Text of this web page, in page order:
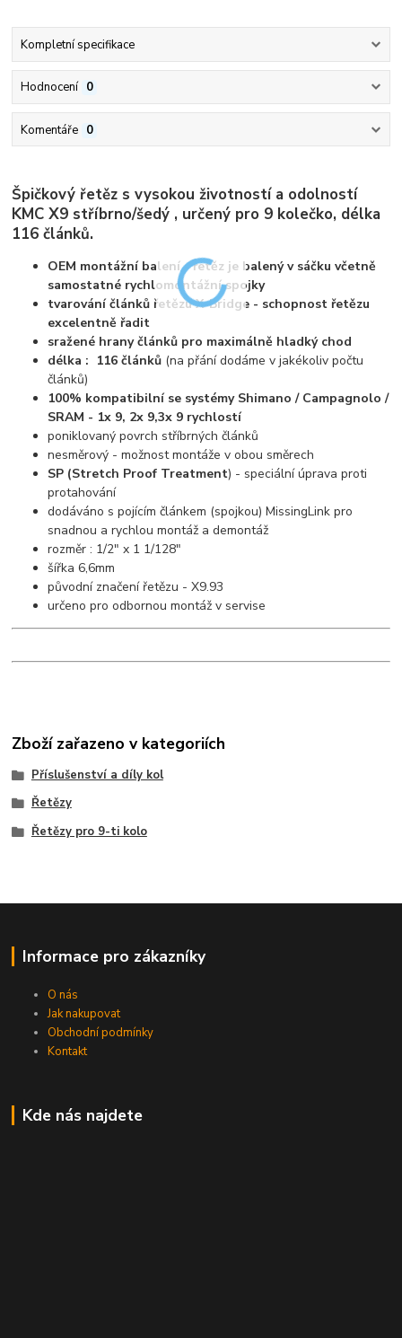
Kompletní specifikace
Hodnocení 0
Komentáře 0
Špičkový řetěz s vysokou životností a odolností
KMC X9 stříbrno/šedý , určený pro 9 kolečko, délka
116 článků.
OEM montážní balení - řetěz je balený v sáčku včetně
samostatné rychlomontážní spojky
tvarování článků řetězu X-Bridge - schopnost řetězu
excelentně řadit
sražené hrany článků pro maximálně hladký chod
délka : 116 článků (na přání dodáme v jakékoliv počtu
článků)
100% kompatibilní se systémy Shimano / Campagnolo /
SRAM - 1x 9, 2x 9,3x 9 rychlostí
poniklovaný povrch stříbrných článků
nesměrový - možnost montáže v obou směrech
SP (Stretch Proof Treatment) - speciální úprava proti
protahování
dodáváno s pojícím článkem (spojkou) MissingLink pro
snadnou a rychlou montáž a demontáž
rozměr : 1/2" x 1 1/128"
šířka 6,6mm
původní značení řetězu - X9.93
určeno pro odbornou montáž v servise
Zboží zařazeno v kategoriích
Příslušenství a díly kol
Řetězy
Řetězy pro 9-ti kolo
Informace pro zákazníky
O nás
Jak nakupovat
Obchodní podmínky
Kontakt
Kde nás najdete